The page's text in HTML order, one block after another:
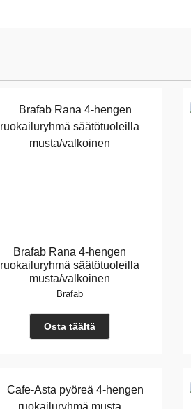
Brafab Rana 4-hengen
ruokailuryhmä säätötuoleilla
musta/valkoinen
Brafab
Osta täältä